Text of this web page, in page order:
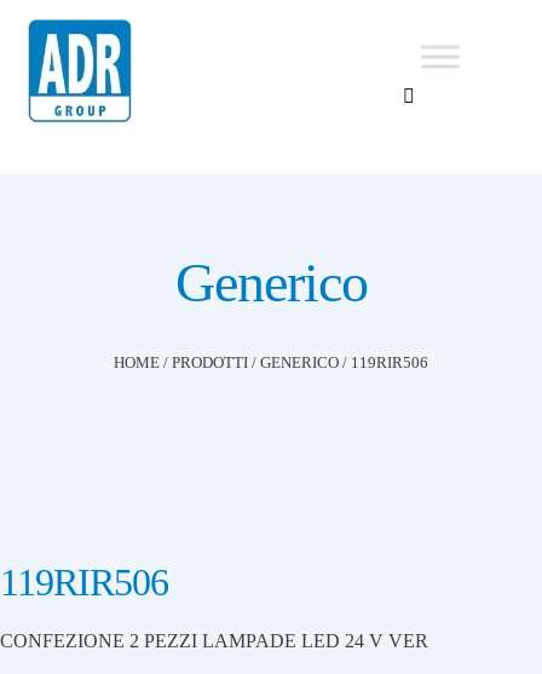
Generico
HOME / PRODOTTI / GENERICO / 119RIR506
119RIR506
CONFEZIONE 2 PEZZI LAMPADE LED 24 V VER